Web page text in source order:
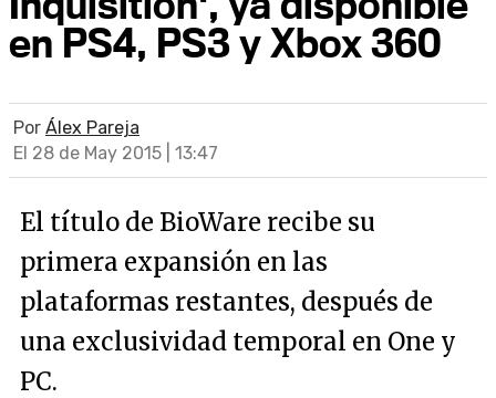
en PS4, PS3 y Xbox 360
Por Álex Pareja
El 28 de May 2015 | 13:47
El título de BioWare recibe su
primera expansión en las
plataformas restantes, después de
una exclusividad temporal en One y
PC.